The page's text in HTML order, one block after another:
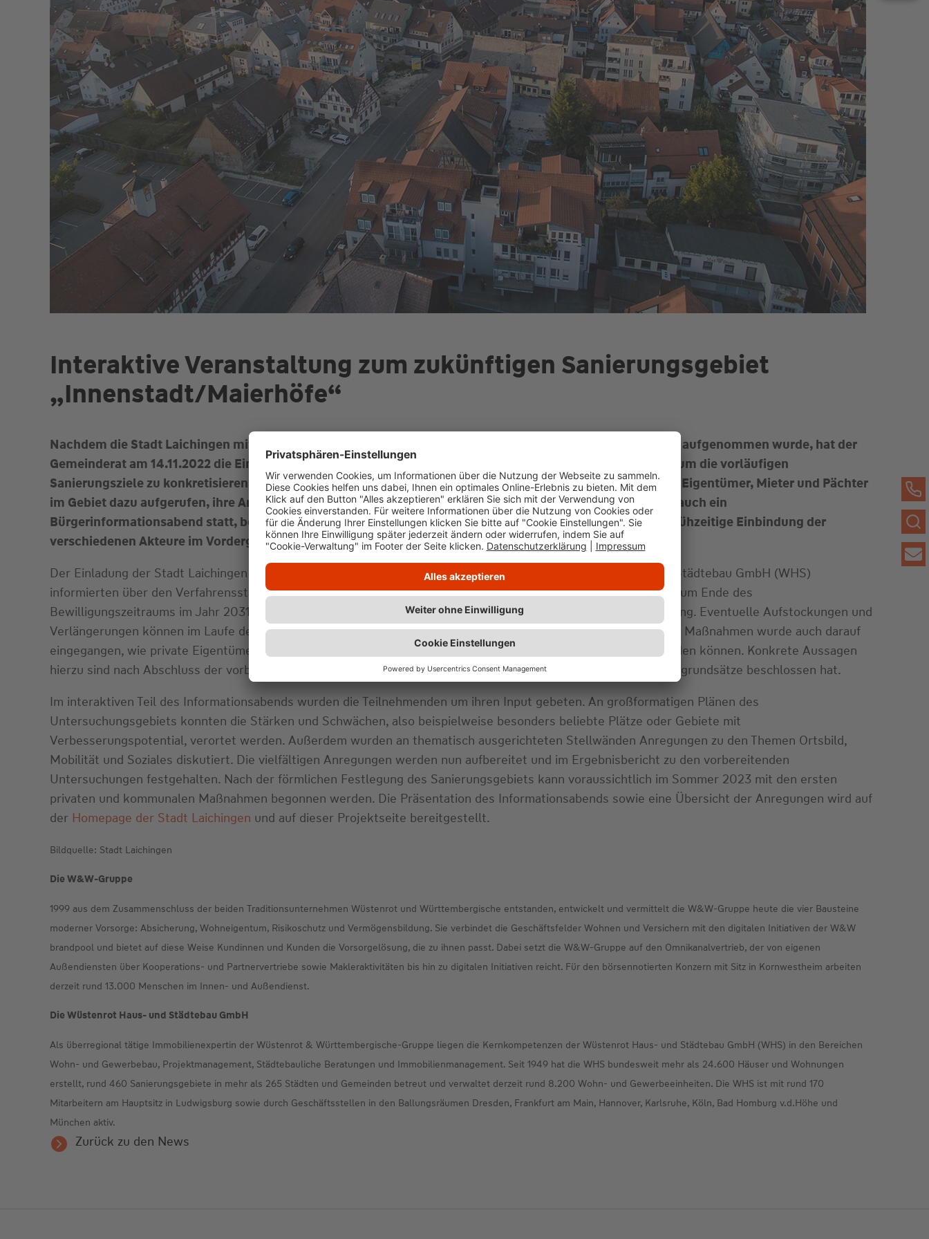
Interaktive Veranstaltung zum zukünftigen Sanierungsgebiet
„Innenstadt/Maierhöfe“
Nachdem die Stadt Laichingen mit dem Gebiet „Innenstadt/Maierhöfe“ in das Landessanierungsprogramm aufgenommen wurde, hat der
Gemeinderat am 14.11.2022 die Einleitung der vorbereitenden Untersuchungen beschlossen. Insbesondere um die vorläufigen
Sanierungsziele zu konkretisieren und die Mitwirkungsbereitschaft der Betroffenen zu erforschen, sind alle Eigentümer, Mieter und Pächter
im Gebiet dazu aufgerufen, ihre Anregungen einzubringen. In diesem Zusammenhang fand am 08.03.2023 auch ein
Bürgerinformationsabend statt, bei dem neben der Information auch der gegenseitige Austausch und die frühzeitige Einbindung der
verschiedenen Akteure im Vordergrund standen.
Der Einladung der Stadt Laichingen waren rund 65 Personen gefolgt. Die Mitarbeiter der Wüstenrot Haus- und Städtebau GmbH (WHS)
informierten über den Verfahrensstand sowie die Fördermöglichkeiten im Rahmen der Städtebauförderung. Bis zum Ende des
Bewilligungszeitraums im Jahr 2031 steht derzeit ein Förderrahmen in Höhe von zwei Millionen Euro zur Verfügung. Eventuelle Aufstockungen und
Verlängerungen können im Laufe der Sanierungsdurchführung beantragt werden. Neben möglichen kommunalen Maßnahmen wurde auch darauf
eingegangen, wie private Eigentümer im Gebiet bei der Modernisierung ihrer Gebäude finanziell unterstützt werden können. Konkrete Aussagen
hierzu sind nach Abschluss der vorbereitenden Untersuchungen möglich, wenn der Gemeinderat auch die Fördergrundsätze beschlossen hat.
Im interaktiven Teil des Informationsabends wurden die Teilnehmenden um ihren Input gebeten. An großformatigen Plänen des
Untersuchungsgebiets konnten die Stärken und Schwächen, also beispielweise besonders beliebte Plätze oder Gebiete mit
Verbesserungspotential, verortet werden. Außerdem wurden an thematisch ausgerichteten Stellwänden Anregungen zu den Themen Ortsbild,
Mobilität und Soziales diskutiert. Die vielfältigen Anregungen werden nun aufbereitet und im Ergebnisbericht zu den vorbereitenden
Untersuchungen festgehalten. Nach der förmlichen Festlegung des Sanierungsgebiets kann voraussichtlich im Sommer 2023 mit den ersten
privaten und kommunalen Maßnahmen begonnen werden. Die Präsentation des Informationsabends sowie eine Übersicht der Anregungen wird auf
der Homepage der Stadt Laichingen und auf dieser Projektseite bereitgestellt.
Bildquelle: Stadt Laichingen
Die W&W-Gruppe
1999 aus dem Zusammenschluss der beiden Traditionsunternehmen Wüstenrot und Württembergische entstanden, entwickelt und vermittelt die W&W-Gruppe heute die vier Bausteine
moderner Vorsorge: Absicherung, Wohneigentum, Risikoschutz und Vermögensbildung. Sie verbindet die Geschäftsfelder Wohnen und Versichern mit den digitalen Initiativen der W&W
brandpool und bietet auf diese Weise Kundinnen und Kunden die Vorsorgelösung, die zu ihnen passt. Dabei setzt die W&W-Gruppe auf den Omnikanalvertrieb, der von eigenen
Außendiensten über Kooperations- und Partnervertriebe sowie Makleraktivitäten bis hin zu digitalen Initiativen reicht. Für den börsennotierten Konzern mit Sitz in Kornwestheim arbeiten
derzeit rund 13.000 Menschen im Innen- und Außendienst.
Die Wüstenrot Haus- und Städtebau GmbH
Als überregional tätige Immobilienexpertin der Wüstenrot & Württembergische-Gruppe liegen die Kernkompetenzen der Wüstenrot Haus- und Städtebau GmbH (WHS) in den Bereichen
Wohn- und Gewerbebau, Projektmanagement, Städtebauliche Beratungen und Immobilienmanagement. Seit 1949 hat die WHS bundesweit mehr als 24.600 Häuser und Wohnungen
erstellt, rund 460 Sanierungsgebiete in mehr als 265 Städten und Gemeinden betreut und verwaltet derzeit rund 8.200 Wohn- und Gewerbeeinheiten. Die WHS ist mit rund 170
Mitarbeitern am Hauptsitz in Ludwigsburg sowie durch Geschäftsstellen in den Ballungsräumen Dresden, Frankfurt am Main, Hannover, Karlsruhe, Köln, Bad Homburg v.d.Höhe und
München aktiv.
Zurück zu den News